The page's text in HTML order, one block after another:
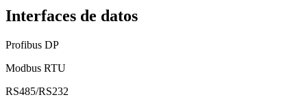
Interfaces de datos
Profibus DP
Modbus RTU
RS485/RS232